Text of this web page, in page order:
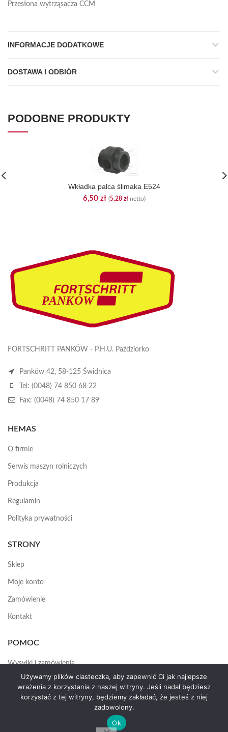
Przesłona wytrząsacza CCM
INFORMACJE DODATKOWE
DOSTAWA I ODBIÓR
PODOBNE PRODUKTY
Wkładka palca ślimaka E524
6,50 zł (5,28 złnetto)
FORTSCHRITT PANKÓW - P.H.U. Paździorko
Panków 42, 58-125 Świdnica
Tel: (0048) 74 850 68 22
Fax: (0048) 74 850 17 89
HEMAS
O firmie
Serwis maszyn rolniczych
Produkcja
Regulamin
Polityka prywatności
STRONY
Sklep
Moje konto
Zamówienie
Kontakt
POMOC
Wysyłki i zamówienia
Jak założyć konto
HEMAS.PL 2025
Używamy plików ciasteczka, aby zapewnić Ci jak najlepsze
wrażenia z korzystania z naszej witryny. Jeśli nadal będziesz
korzystać z tej witryny, będziemy zakładać, że jesteś z niej
zadowolony.
Ok